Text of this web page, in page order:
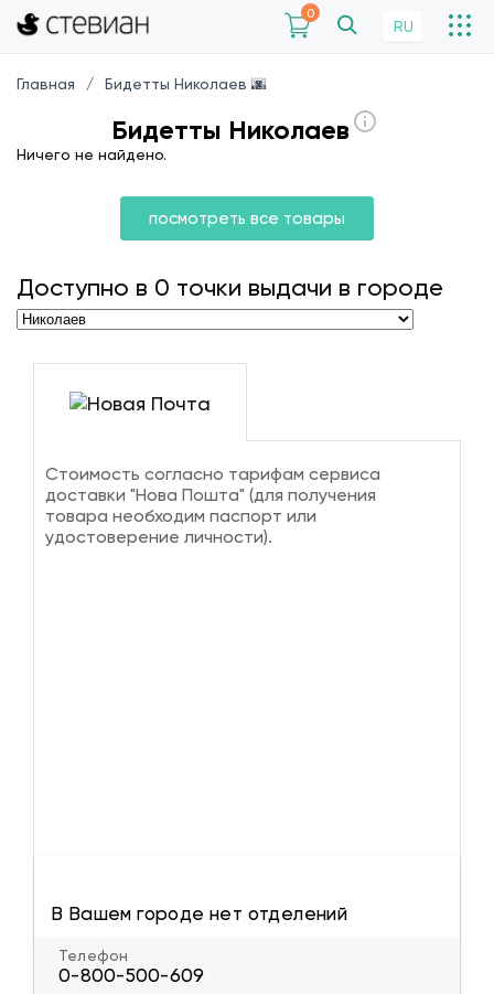
0
RU
Главная Бидетты Николаев 🌆
Бидетты Николаев
Ничего не найдено.
посмотреть все товары
Доступно в 0 точки выдачи в городе
Стоимость согласно тарифам сервиса
доставки "Нова Пошта" (для получения
товара необходим паспорт или
удостоверение личности).
В Вашем городе нет отделений
Телефон
0-800-500-609